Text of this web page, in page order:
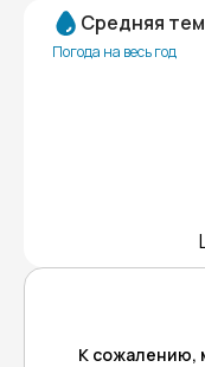
Средняя
Погода на весь год
К сожалению,